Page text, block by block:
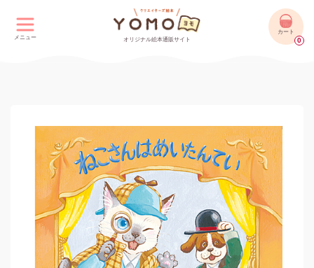
メニュー オリジナル絵本通販サイト
カート
0